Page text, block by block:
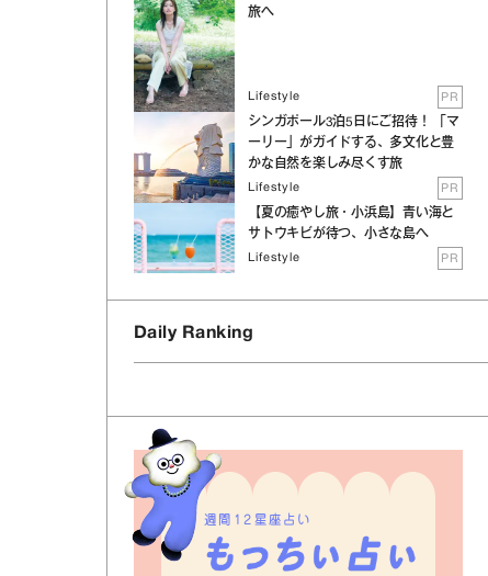
旅へ
Lifestyle PR
シンガポール3泊5日にご招待！ 「マ
ーリー」がガイドする、多文化と豊
かな自然を楽しみ尽くす旅
Lifestyle PR
【夏の癒やし旅・小浜島】青い海と
サトウキビが待つ、小さな島へ
Lifestyle PR
Daily Ranking
週間12星座占い